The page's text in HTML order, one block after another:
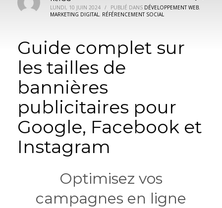
LUNDI, 10 JUIN 2024 / PUBLIÉ DANS DÉVELOPPEMENT WEB,
MARKETING DIGITAL, RÉFÉRENCEMENT SOCIAL
Guide complet sur
les tailles de
bannières
publicitaires pour
Google, Facebook et
Instagram
Optimisez vos
campagnes en ligne